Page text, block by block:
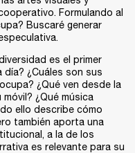
Formulando al
Buscaré generar
es el primer
¿Cuáles son sus
¿Qué ven desde la
¿Qué música
ello describe cómo
también aporta una
a la de los
es relevante para su